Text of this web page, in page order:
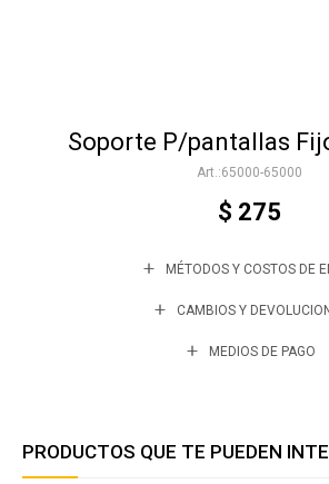
Soporte P/pantallas
65000-65000
$ 275
MÉTODOS Y COSTOS DE
CAMBIOS Y
MEDIOS DE PAGO
PRODUCTOS QUE TE PUEDEN
Varios